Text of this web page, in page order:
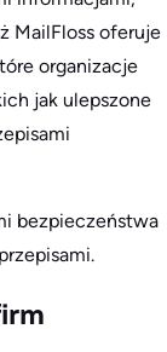
MailFloss oferuje
organizacje
jak ulepszone
bezpieczeństwa